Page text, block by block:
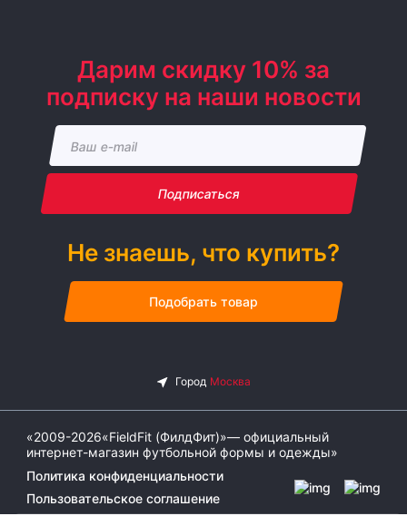
Дарим скидку 10% за
подписку на наши новости
Подписаться
Не знаешь, что купить?
Подобрать товар
«2009-2026«FieldFit (ФилдФит)»— официальный
интернет-магазин футбольной формы и одежды»
Политика конфиденциальности
Пользовательское соглашение